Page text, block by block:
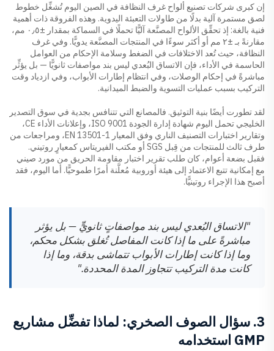
إن كبرى شركات تصنيع ألواح غرف النظافة في الصين اليوم تُشغِّل خطوط
لصق مستمرة آلية بدلًا من طاولات التعبئة اليدوية. وهذه الفروقة ذات أهمية
فنية بالغة: إذ تحقِّق الألواح المصنَّعة آليًّا تحملًا في السماكة بمقدار ±٠٫٥ مم،
مقارنةً بـ ±٢ مم أو أكثر سوءًا في المنتجات المصنَّعة يدويًّا. وفي غرف
النظافة، حيث تُعد الاختلافات في الضغط وسلامة الإحكام من العوامل
الحاسمة في الأداء، فإن الاتساق البُعدي ليس بند مواصفات ثانويًّا — بل يؤثِّر
مباشرةً في إحكام الوصلات، وفي انتظام إطارات الأبواب، وفي ازدياد وقت
التركيب بسبب عمليات التسوية والضبط الميدانية.
لقد تطورت أيضًا بنية التوثيق. فالمصانع التي تتنافس بجدية في سوق التصدير
الخليجي تحمل اليوم شهادة إدارة الجودة ISO 9001، وإعلانات الأداء CE،
وتقارير اختبارات التصنيف الناري وفق المعيار EN 13501-1، ومراجعات من
طرف ثالث للمنتجات من قِبل SGS أو مكتب الفيريتاس كمعيارٍ روتيني.
فقبل بضعة أعوام، كان طلب تقرير اختبار مقاومة الحريق من مورد صيني
مع إمكانية تتبع الاعتماد إلى هيئة أوروبية مُعلَّنة أمرًا طموحيًّا. أما اليوم، فقد
أصبح هذا الإجراء روتينيًّا.
"الاتساق البُعدي ليس بند مواصفاتٍ ثانويٍّ — بل يؤثر
مباشرةً على ما إذا كانت المفاصل تُغلق بشكل محكم،
وما إذا كانت إطارات الأبواب تتماشى بدقة، وما إذا
كانت مدة التركيب تتجاوز المدة المحددة."
3. سؤال الصوف الصخري: لماذا تفضِّل مشاريع
GMP استخدامه